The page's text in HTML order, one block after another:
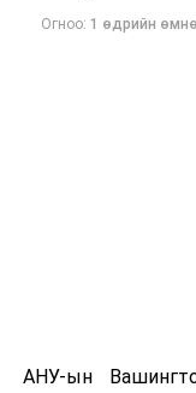
Одоогоор
Огноо: 1 өдрийн өмнө
АНУ-ын